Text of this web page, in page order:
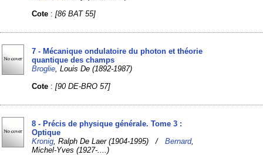
Cote :[86 BAT 55]
7 - Mécanique ondulatoire du photon et théorie
quantique des champs
Broglie , Louis De (1892-1987)
Cote :[90 DE-BRO 57]
8 - Précis de physique générale. Tome 3 :
Optique
Kronig , Ralph De Laer (1904-1995) /Bernard,
Michel-Yves (1927-....)